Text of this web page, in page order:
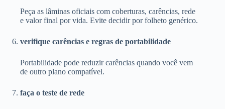
Peça as lâminas oficiais com coberturas, carências, rede
e valor final por vida. Evite decidir por folheto genérico.
verifique carências e regras de portabilidade
Portabilidade pode reduzir carências quando você vem
de outro plano compatível.
faça o teste de rede